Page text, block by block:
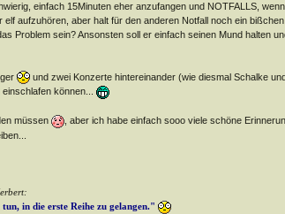
einfach 15Minuten eher anzufangen und NOTFALLS,
aufzuhören, aber halt für den anderen Notfall noch ein bißchen
Problem sein? Ansonsten soll er einfach seinen Mund halten
und zwei Konzerte hintereinander (wie diesmal Schalke
können...
müssen
, aber ich habe einfach sooo viele schöne
in die erste Reihe zu gelangen."